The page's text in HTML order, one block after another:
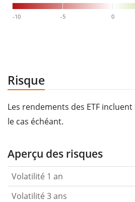
-10 -5 0
Risque
Les rendements des ETF
le cas échéant.
Aperçu des risques
Volatilité 1 an
Volatilité 3 ans